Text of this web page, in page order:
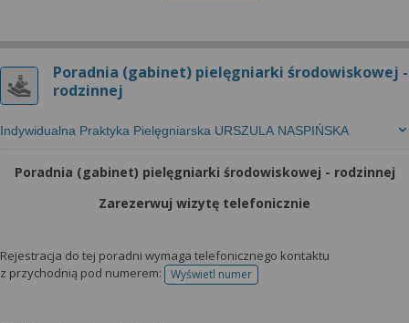
Poradnia (gabinet) pielęgniarki środowiskowej -
rodzinnej
Indywidualna Praktyka Pielęgniarska URSZULA NASPIŃSKA
Poradnia (gabinet) pielęgniarki środowiskowej - rodzinnej
Zarezerwuj wizytę telefonicznie
Rejestracja do tej poradni wymaga telefonicznego kontaktu
z przychodnią pod numerem:
Wyświetl numertelefonu do rejestracji